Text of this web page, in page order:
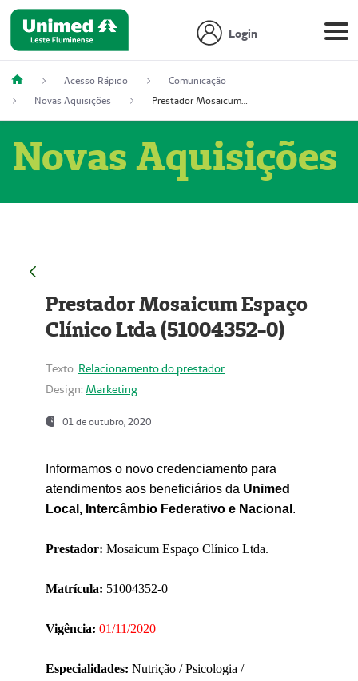
Login
Acesso Rápido
Comunicação
Novas Aquisições
Prestador Mosaicum Espaço Clínico Ltda (51004352-0)
Novas Aquisições
Prestador Mosaicum Espaço
Clínico Ltda (51004352-0)
Texto: Relacionamento do prestador
Design: Marketing
01 de outubro, 2020
Informamos o novo credenciamento para
atendimentos aos beneficiários da Unimed
Local, Intercâmbio Federativo e Nacional .
Prestador: Mosaicum Espaço Clínico Ltda.
Matrícula: 51004352-0
Vigência: 01/11/2020
Especialidades: Nutrição / Psicologia /